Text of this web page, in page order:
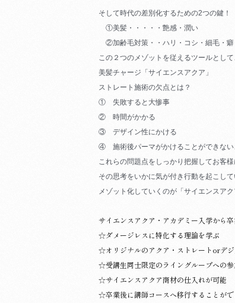
そして時代の差別化するための2つの鍵！
①美髪・・・・・艶感・潤い
②加齢毛対策・・ハリ・コシ・細毛・癖
この２つのメゾットを従えるツールとして
美髪チャージ「サイエンスアクア」
ストレート施術の欠点とは？
① 失敗すると大惨事
② 時間がかかる
③ デザイン性にかける
④ 施術後パーマがかけることができない
これらの問題点をしっかり把握してお客
その思考をいかに気が付き行動を起こし
メゾット化していくのが「サイエンスア
サイエンスアクア・アカデミー入学から
☆ダメージレスに特化する理論を学ぶ
☆オリジナルのアクア・ストレートorデ
☆受講生同士限定のライングループへの参
☆サイエンスアクア商材の仕入れが可能
☆卒業後に講師コースへ移行することがで